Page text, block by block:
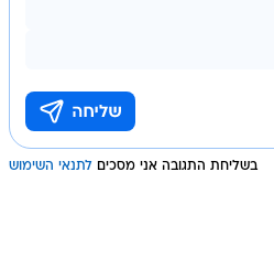
בשליחת התגובה אני מסכים לתנאי השימוש